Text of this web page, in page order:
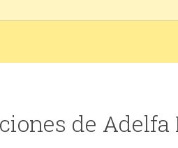
de Adelfa